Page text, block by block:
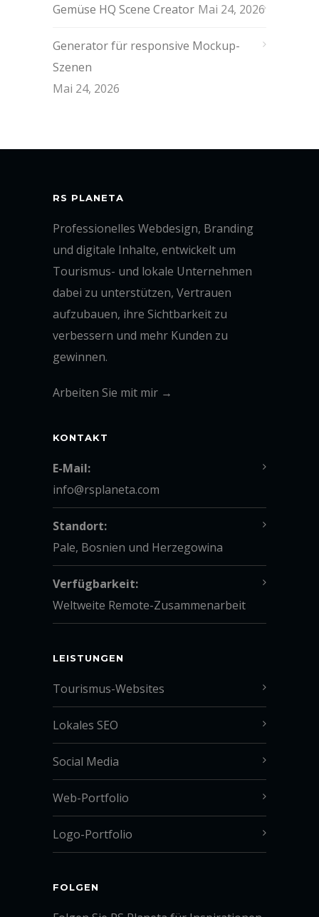
Gemüse HQ Scene Creator Mai 24, 2026
Generator für responsive Mockup-
Szenen
Mai 24, 2026
RS PLANETA
Professionelles Webdesign, Branding
und digitale Inhalte, entwickelt um
Tourismus- und lokale Unternehmen
dabei zu unterstützen, Vertrauen
aufzubauen, ihre Sichtbarkeit zu
verbessern und mehr Kunden zu
gewinnen.
Arbeiten Sie mit mir →
KONTAKT
E-Mail:
info@rsplaneta.com
Standort:
Pale, Bosnien und Herzegowina
Verfügbarkeit:
Weltweite Remote-Zusammenarbeit
LEISTUNGEN
Tourismus-Websites
Lokales SEO
Social Media
Web-Portfolio
Logo-Portfolio
FOLGEN